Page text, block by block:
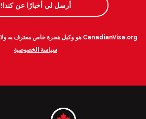
أرسل لي أخبارًا عن كندا!
CanadianVisa.org هو وكيل هجرة خاص معترف به ولا ينتمي إلى الحكومة الكندية.
سياسة الخصوصية